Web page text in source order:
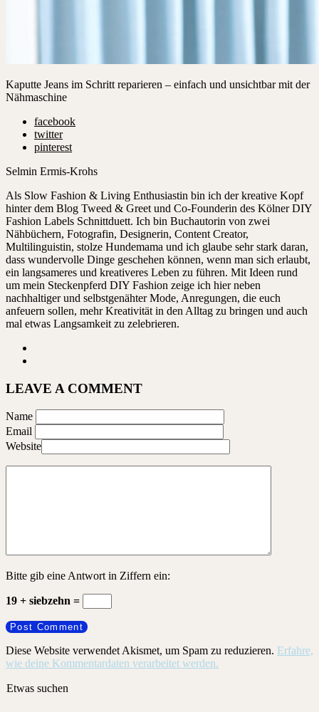
Kaputte Jeans im Schritt reparieren – einfach und unsichtbar mit der
Nähmaschine
facebook
twitter
pinterest
Selmin Ermis-Krohs
Als Slow Fashion & Living Enthusiastin bin ich der kreative Kopf
hinter dem Blog Tweed & Greet und Co-Founderin des Kölner DIY
Fashion Labels Schnittduett. Ich bin Buchautorin von zwei
Nähbüchern, Fotografin, Designerin, Content Creator,
Multilinguistin, stolze Hundemama und ich glaube sehr stark daran,
dass wundervolle Dinge geschehen können, wenn man sich erlaubt,
ein langsameres und kreativeres Leben zu führen. Mit Ideen rund
um mein Steckenpferd DIY Fashion zeige ich hier neben
nachhaltiger und selbstgenähter Mode, Anregungen, die euch
anfeuern sollen, mehr Kreativität in den Alltag zu bringen und auch
mal etwas Langsamkeit zu zelebrieren.
LEAVE A COMMENT
Name
Email
Website
Bitte gib eine Antwort in Ziffern ein:
19 + siebzehn =
Diese Website verwendet Akismet, um Spam zu reduzieren. Erfahre,
wie deine Kommentardaten verarbeitet werden.
Etwas suchen